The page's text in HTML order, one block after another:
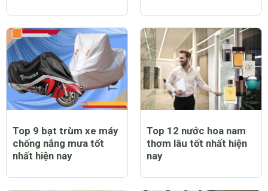
Top 9 bạt trùm xe máy
chống nắng mưa tốt
nhất hiện nay
Top 12 nước hoa nam
thơm lâu tốt nhất hiện
nay